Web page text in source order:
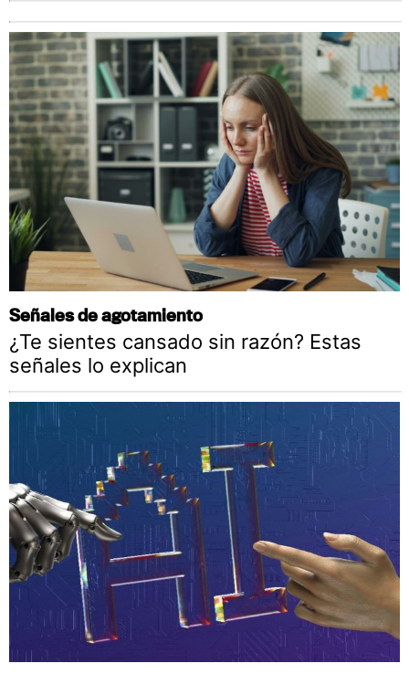
Señales de agotamiento
¿Te sientes cansado sin razón? Estas
señales lo explican